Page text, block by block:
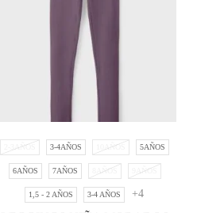
2-3AÑOS 3-4AÑOS 10AÑOS 5AÑOS
6AÑOS 7AÑOS 8AÑOS 9AÑOS
1,5 - 2 AÑOS 3-4 AÑOS +4